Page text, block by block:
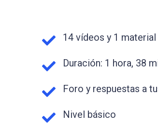
14 vídeos y 1
Duración: 1 hora, 38
Foro y respuestas a
Nivel básico